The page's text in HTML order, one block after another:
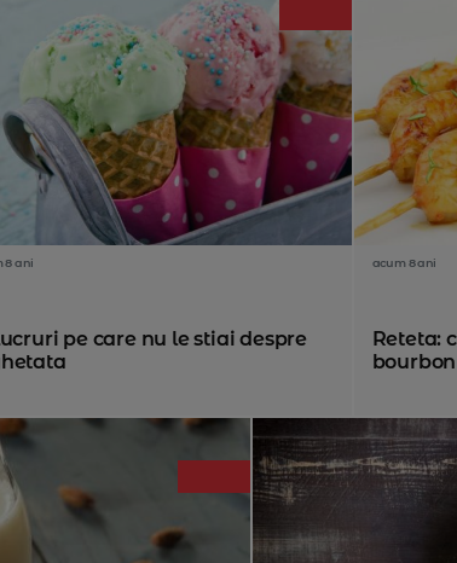
8 ani
pe care nu le stiai despre
acum 8 ani
Reteta:
bourbon